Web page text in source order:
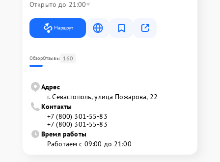
Открыто до 21:00
Маршрут
ОбзорОтзывы 160
Адрес
г. Севастополь, улица Пожарова, 22
Контакты
+7 (800) 301-55-83
+7 (800) 301-55-83
Время работы
Работаем с 09:00 до 21:00